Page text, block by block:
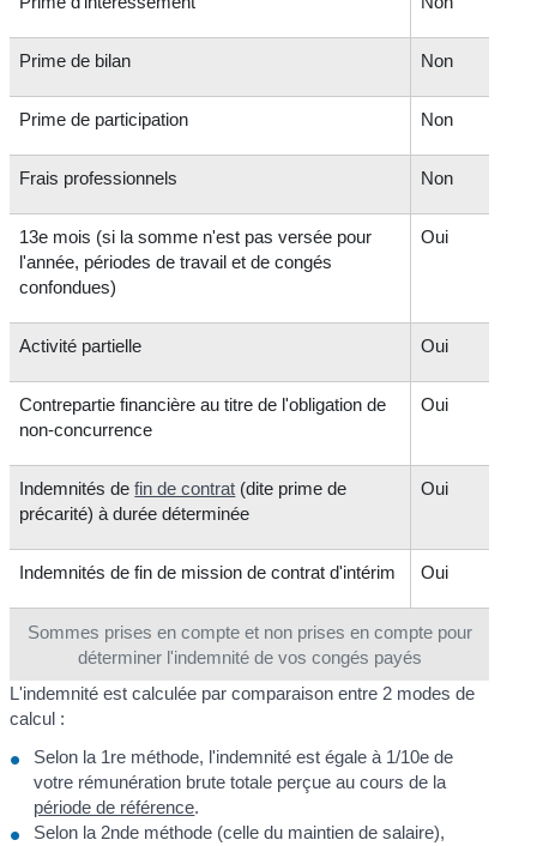
Sommes prises en compte et non prises en compte pour
déterminer l'indemnité de vos congés payés
Prime de bilan Non
Prime de participation Non
Frais professionnels Non
13e mois (si la somme n'est pas versée pour
l'année, périodes de travail et de congés
confondues)
Oui
Activité partielle Oui
Contrepartie financière au titre de l'obligation de
non-concurrence
Oui
Indemnités defin de contrat (dite prime de
précarité) à durée déterminée
Oui
Indemnités de fin de mission de contrat d'intérim Oui
L'indemnité est calculée par comparaison entre 2 modes de
calcul :
Selon la 1re méthode, l'indemnité est égale à 1/10e de
votre rémunération brute totale perçue au cours de la
période de référence.
Selon la 2nde méthode (celle du maintien de salaire),